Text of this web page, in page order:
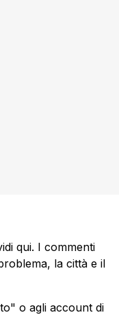
qui. I commenti
la città e il
o agli account di